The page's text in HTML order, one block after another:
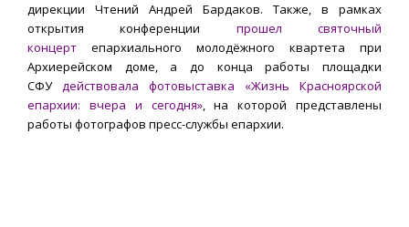
дирекции Чтений Андрей Бардаков. Также, в рамках
открытия конференции прошел святочный
концерт епархиального молодёжного квартета при
Архиерейском доме, а до конца работы площадки
СФУ действовала фотовыставка «Жизнь Красноярской
епархии: вчера и сегодня», на которой представлены
работы фотографов пресс-службы епархии.